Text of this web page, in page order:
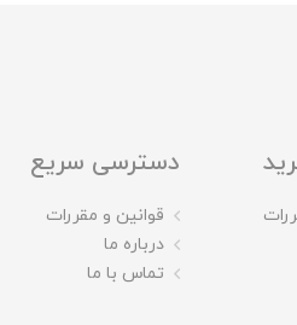
دسترسی سریع
قوانین و مقررات
درباره ما
تماس با ما